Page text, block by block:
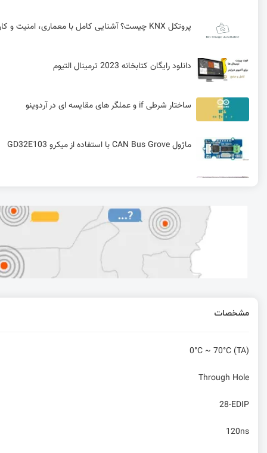
پروتکل KNX چیست؟ آشنایی کامل با معماری، امنیت و کاربردهای آن در هوشمندسازی ساختمان
دانلود رایگان کتابخانه 2023 ترمینال التیوم
ساختار شرطی if و عملگر های مقایسه ای در آردوینو
ماژول CAN Bus Grove با استفاده از میکرو GD32E103
ظهور پردازنده یادگیری عمیق گری اسکال Grayskull
آموزش پردازش تصویر در پایتون – ترسیم بر روی ویدئو
مشخصات
0°C ~ 70°C (TA)
Through Hole
28-EDIP
120ns